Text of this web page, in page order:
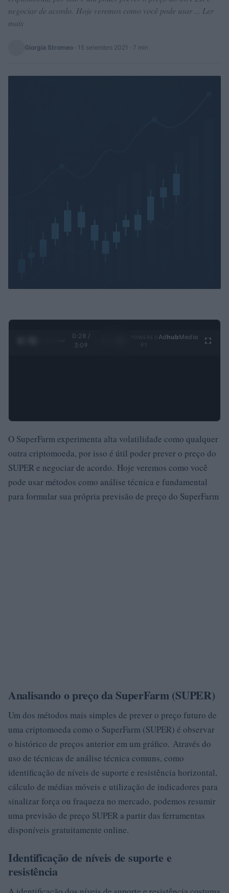
negociar de acordo. Hoje veremos como você pode usar ... Ler
mais
Giorgia Stromeo · 15 setembro 2021 · 7 min
0:29 /
3:09
Ad hubMedia
O SuperFarm experimenta alta volatilidade como qualquer
outra criptomoeda, por isso é útil poder prever o preço do
SUPER e negociar de acordo. Hoje veremos como você
pode usar métodos como análise técnica e fundamental
para formular sua própria previsão de preço do SuperFarm
Analisando o preço da SuperFarm (SUPER)
Um dos métodos mais simples de prever o preço futuro de
uma criptomoeda como o SuperFarm (SUPER) é observar
o histórico de preços anterior em um gráfico. Através do
uso de técnicas de análise técnica comuns, como
identificação de níveis de suporte e resistência horizontal,
cálculo de médias móveis e utilização de indicadores para
sinalizar força ou fraqueza no mercado, podemos resumir
uma previsão de preço SUPER a partir das ferramentas
disponíveis gratuitamente online.
Identificação de níveis de suporte e
resistência